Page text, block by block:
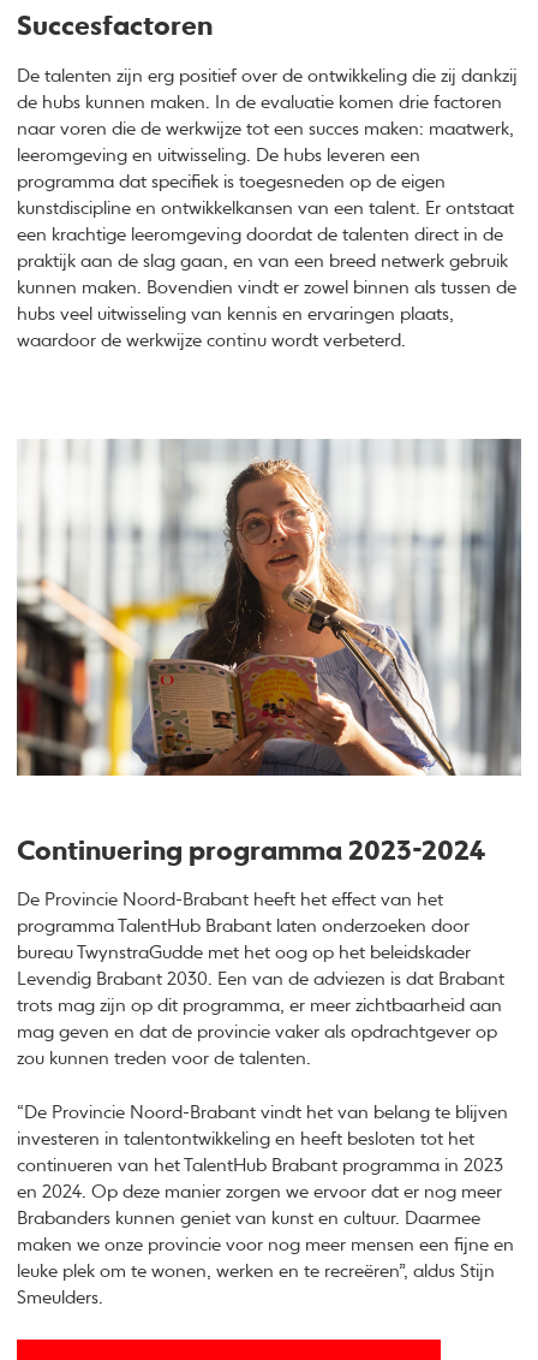
Succesfactoren
De talenten zijn erg positief over de ontwikkeling die zij dankzij
de hubs kunnen maken. In de evaluatie komen drie factoren
naar voren die de werkwijze tot een succes maken: maatwerk,
leeromgeving en uitwisseling. De hubs leveren een
programma dat specifiek is toegesneden op de eigen
kunstdiscipline en ontwikkelkansen van een talent. Er ontstaat
een krachtige leeromgeving doordat de talenten direct in de
praktijk aan de slag gaan, en van een breed netwerk gebruik
kunnen maken. Bovendien vindt er zowel binnen als tussen de
hubs veel uitwisseling van kennis en ervaringen plaats,
waardoor de werkwijze continu wordt verbeterd.
Continuering programma 2023-2024
De Provincie Noord-Brabant heeft het effect van het
programma TalentHub Brabant laten onderzoeken door
bureau TwynstraGudde met het oog op het beleidskader
Levendig Brabant 2030. Een van de adviezen is dat Brabant
trots mag zijn op dit programma, er meer zichtbaarheid aan
mag geven en dat de provincie vaker als opdrachtgever op
zou kunnen treden voor de talenten.
“De Provincie Noord-Brabant vindt het van belang te blijven
investeren in talentontwikkeling en heeft besloten tot het
continueren van het TalentHub Brabant programma in 2023
en 2024. Op deze manier zorgen we ervoor dat er nog meer
Brabanders kunnen geniet van kunst en cultuur. Daarmee
maken we onze provincie voor nog meer mensen een fijne en
leuke plek om te wonen, werken en te recreëren”, aldus Stijn
Smeulders.